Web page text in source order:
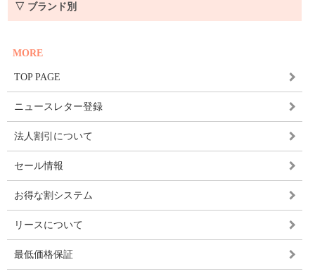
▽ ブランド別
MORE
TOP PAGE
ニュースレター登録
法人割引について
セール情報
お得な割システム
リースについて
最低価格保証